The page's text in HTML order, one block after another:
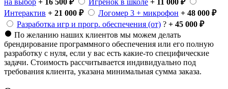
на выбор + 16 500 ₽ Игрёнок в школе + 11 000 ₽
Интерактив + 21 000 ₽ Логомер 3 + микрофон + 48 000 ₽
Разработка игр и прогр. обеспечения (от) ? + 45 000 ₽
По желанию наших клиентов мы можем делать
брендирование программного обеспечения или его полную
разработку с нуля, если у вас есть какие-то специфические
задачи. Стоимость рассчитывается индивидуально под
требования клиента, указана минимальная сумма заказа.